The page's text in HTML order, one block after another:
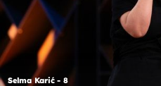
Selma Karić - 8